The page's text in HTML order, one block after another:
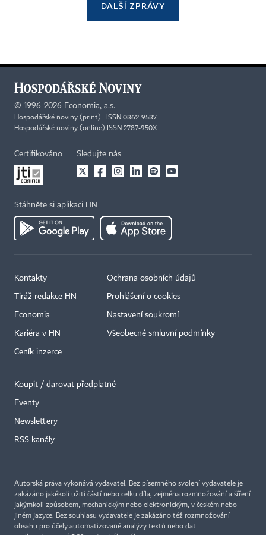
DALŠÍ ZPRÁVY
© 1996-2026 Economia, a.s.
Hospodářské noviny (print) ISSN 0862-9587
Hospodářské noviny (online) ISSN 2787-950X
Certifikováno Sledujte nás
Stáhněte si aplikaci HN
Kontakty
Tiráž redakce HN
Economia
Kariéra v HN
Ceník inzerce
Ochrana osobních údajů
Prohlášení o cookies
Nastavení soukromí
Všeobecné smluvní podmínky
Koupit / darovat předplatné
Eventy
Newslettery
RSS kanály
Autorská práva vykonává vydavatel. Bez písemného svolení vydavatele je
zakázáno jakékoli užití částí nebo celku díla, zejména rozmnožování a šíření
jakýmkoli způsobem, mechanickým nebo elektronickým, v českém nebo
jiném jazyce. Bez souhlasu vydavatele je zakázáno též rozmnožování
obsahu pro účely automatizované analýzy textů nebo dat